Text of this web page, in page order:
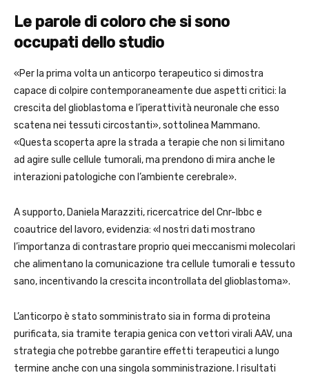
Le parole di coloro che si sono
occupati dello studio
«Per la prima volta un anticorpo terapeutico si dimostra
capace di colpire contemporaneamente due aspetti critici: la
crescita del glioblastoma e l’iperattività neuronale che esso
scatena nei tessuti circostanti», sottolinea Mammano.
«Questa scoperta apre la strada a terapie che non si limitano
ad agire sulle cellule tumorali, ma prendono di mira anche le
interazioni patologiche con l’ambiente cerebrale».
A supporto, Daniela Marazziti, ricercatrice del Cnr-Ibbc e
coautrice del lavoro, evidenzia: «I nostri dati mostrano
l’importanza di contrastare proprio quei meccanismi molecolari
che alimentano la comunicazione tra cellule tumorali e tessuto
sano, incentivando la crescita incontrollata del glioblastoma».
L’anticorpo è stato somministrato sia in forma di proteina
purificata, sia tramite terapia genica con vettori virali AAV, una
strategia che potrebbe garantire effetti terapeutici a lungo
termine anche con una singola somministrazione. I risultati